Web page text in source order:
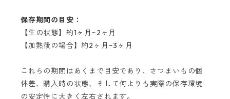
保存期間の目安：
【生の状態】約1ヶ月~2ヶ月
【加熱後の場合】約2ヶ月~3ヶ月
これらの期間はあくまで目安であり、さつまいもの個
体差、購入時の状態、そして何よりも実際の保存環境
の安定性に大きく左右されます。